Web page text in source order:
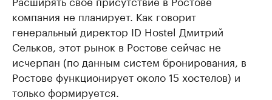
компания не планирует. Как говорит
генеральный директор ID Hostel Дмитрий
Сельков, этот рынок в Ростове сейчас не
исчерпан (по данным систем бронирования, в
Ростове функционирует около 15 хостелов) и
только формируется.